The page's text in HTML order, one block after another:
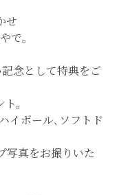
せ
で。
念として特典をご
。
イボール､ソフトド
写真をお撮りいた